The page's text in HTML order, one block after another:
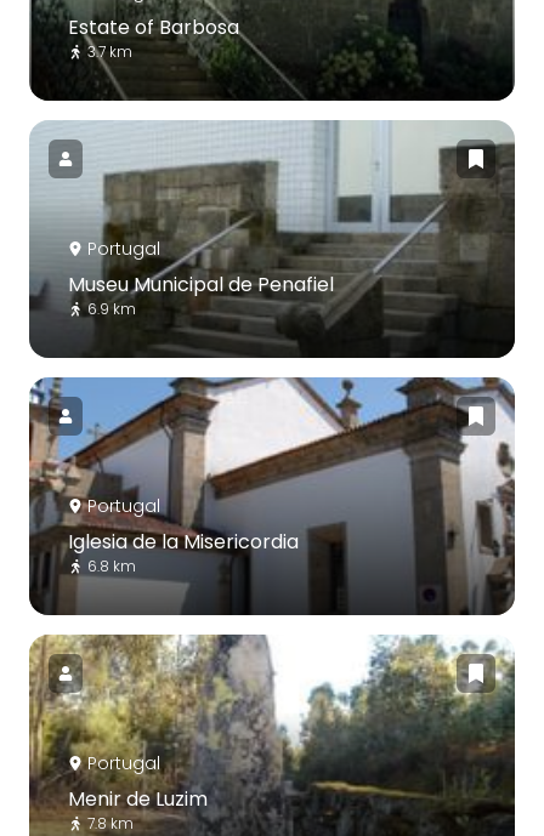
Estate of Barbosa
3.7 km
Portugal
Museu Municipal de Penafiel
6.9 km
Portugal
Iglesia de la Misericordia
6.8 km
Portugal
Menir de Luzim
7.8 km